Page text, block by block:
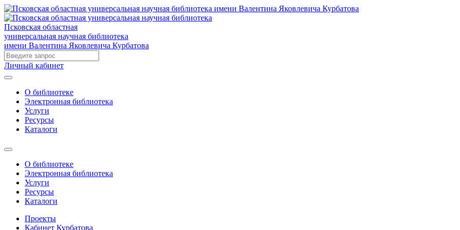
Псковская областная
универсальная научная библиотека
имени Валентина Яковлевича Курбатова
Личный кабинет
О библиотеке
Электронная библиотека
Услуги
Ресурсы
Каталоги
О библиотеке
Электронная библиотека
Услуги
Ресурсы
Каталоги
Проекты
Кабинет Курбатова